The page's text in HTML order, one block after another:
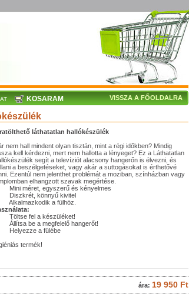
KOSARAM VISSZA A FŐOLDALRA
láthatatlan hallókészülék
nem hall mindent olyan tisztán, mint a régi időkben? Mindig
kell kérdezni, mert nem hallotta a lényeget? Ez a Láthatatlan
segít a televíziót alacsony hangerőn is élvezni, és
a beszélgetéseket, vagy akár a suttogásokat is érthetővé
Ezentúl nem jelenthet problémát a moziban, színházban vagy
elhangzott szavak megértése.
méret, egyszerű és kényelmes
könnyű kivitel
a fülhöz.
fel a készüléket!
be a megfelelő hangerőt!
a fülébe
termék!
ára: 19 950 Ft